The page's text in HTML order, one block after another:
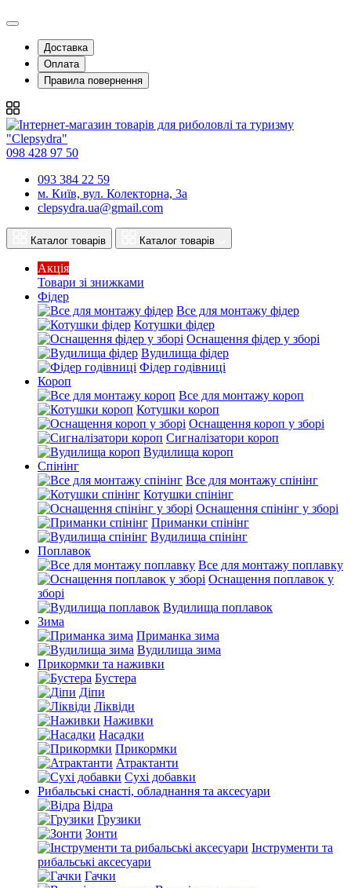
Доставка
Оплата
Правила повернення
098 428 97 50
093 384 22 59
м. Київ, вул. Колекторна, 3а
clepsydra.ua@gmail.com
Каталог товарів Каталог товарів
Акція
Товари зі знижками
Фідер
Все для монтажу фідер
Котушки фідер
Оснащення фідер у зборі
Вудилища фідер
Фідер годівниці
Короп
Все для монтажу короп
Котушки короп
Оснащення короп у зборі
Сигналізатори короп
Вудилища короп
Спінінг
Все для монтажу спінінг
Котушки спінінг
Оснащення спінінг у зборі
Приманки спінінг
Вудилища спінінг
Поплавок
Все для монтажу поплавку
Оснащення поплавок у
зборі
Вудилища поплавок
Зима
Приманка зима
Вудилища зима
Прикормки та наживки
Бустера
Діпи
Ліквіди
Наживки
Насадки
Прикормки
Атрактанти
Сухі добавки
Рибальські снасті, обладнання та аксесуари
Відра
Грузики
Зонти
Інструменти та
рибальські аксесуари
Гачки